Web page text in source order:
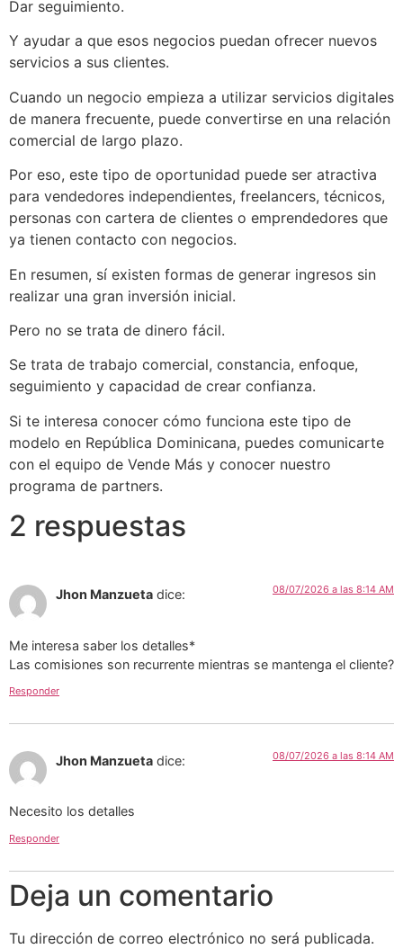
Dar seguimiento.
Y ayudar a que esos negocios puedan ofrecer nuevos
servicios a sus clientes.
Cuando un negocio empieza a utilizar servicios digitales
de manera frecuente, puede convertirse en una relación
comercial de largo plazo.
Por eso, este tipo de oportunidad puede ser atractiva
para vendedores independientes, freelancers, técnicos,
personas con cartera de clientes o emprendedores que
ya tienen contacto con negocios.
En resumen, sí existen formas de generar ingresos sin
realizar una gran inversión inicial.
Pero no se trata de dinero fácil.
Se trata de trabajo comercial, constancia, enfoque,
seguimiento y capacidad de crear confianza.
Si te interesa conocer cómo funciona este tipo de
modelo en República Dominicana, puedes comunicarte
con el equipo de Vende Más y conocer nuestro
programa de partners.
2 respuestas
Jhon Manzueta dice: 08/07/2026 a las 8:14 AM
Me interesa saber los detalles*
Las comisiones son recurrente mientras se mantenga el cliente?
Responder
Jhon Manzueta dice: 08/07/2026 a las 8:14 AM
Necesito los detalles
Responder
Deja un comentario
Tu dirección de correo electrónico no será publicada.